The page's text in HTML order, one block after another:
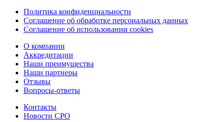
Политика конфиденциальности
Соглашение об обработке персональных данных
Соглашение об использовании cookies
О компании
Аккредитации
Наши преимущества
Наши партнеры
Отзывы
Вопросы-ответы
Контакты
Новости СРО